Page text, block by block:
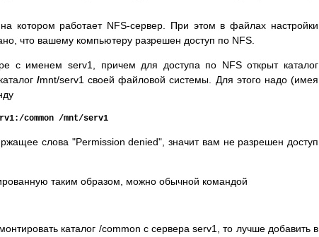
котором работает NFS-сервер. При этом в файлах настройки
что вашему компьютеру разрешен доступ по NFS.
с именем serv1, причем для доступа по NFS открыт каталог
/mnt/serv1 своей файловой системы. Для этого надо (имея
common /mnt/serv1
слова "Permission denied", значит вам не разрешен доступ
таким образом, можно обычной командой
каталог /common с сервера serv1, то лучше добавить в